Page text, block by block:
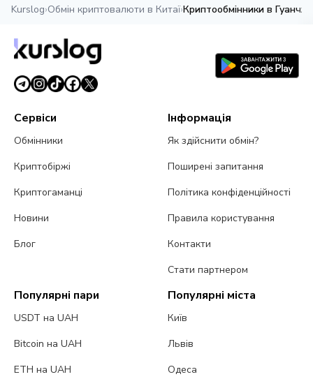
Kurslog›Обмін криптовалюти в Китаї›Криптообмінники в
Сервіси
Обмінники
Криптобіржі
Криптогаманці
Новини
Блог
Інформація
Як здійснити обмін?
Поширені запитання
Політика конфіденційності
Правила користування
Контакти
Стати партнером
Популярні пари
USDT на UAH
Bitcoin на UAH
ETH на UAH
Популярні міста
Київ
Львів
Одеса